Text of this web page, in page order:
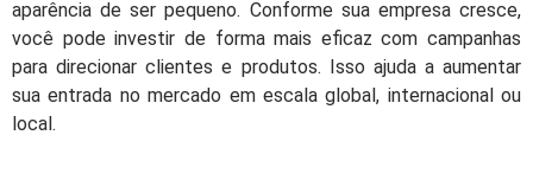
aparência de ser pequeno. Conforme sua empresa cresce,
você pode investir de forma mais eficaz com campanhas
para direcionar clientes e produtos. Isso ajuda a aumentar
sua entrada no mercado em escala global, internacional ou
local.